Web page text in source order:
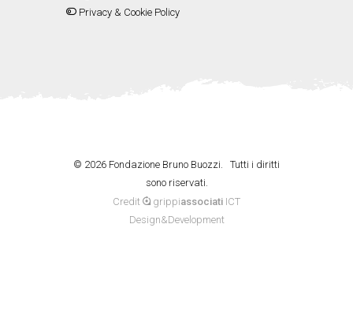
Privacy & Cookie Policy
© 2026 Fondazione Bruno Buozzi. Tutti i diritti
sono riservati.
Credit
grippiassociati ICT
Design&Development